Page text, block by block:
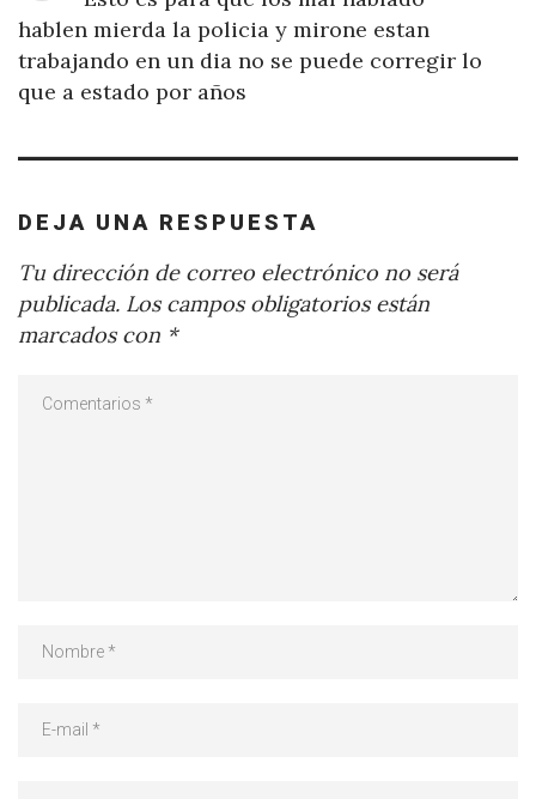
hablen mierda la policia y mirone estan
trabajando en un dia no se puede corregir lo
que a estado por años
DEJA UNA RESPUESTA
Tu dirección de correo electrónico no será
publicada. Los campos obligatorios están
marcados con *